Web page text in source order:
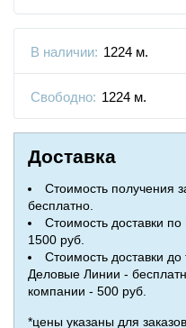
В наличии: 1224 м.
Свободно: 1224 м.
Доставка
Стоимость получения
бесплатно.
Стоимость доставки
1500 руб.
Стоимость доставки
Деловые Линии -
компании - 500 руб.
*цены указаны для